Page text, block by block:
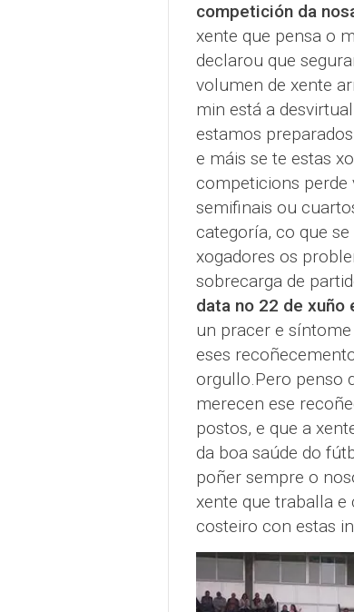
competición da
xente que pensa o
declarou que
volumen de xente
min está a
estamos
e máis se te estas
competicions perde
semifinais ou
categoría, co que
xogadores os
sobrecarga de
data no 22 de xuño
un pracer e
eses
orgullo.Pero penso
merecen ese
postos, e que a
da boa saúde do
poñer sempre o
xente que traballa
costeiro con estas